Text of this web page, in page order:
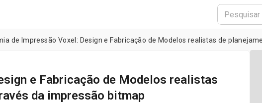
e Fabricação de Modelos realistas
da impressão bitmap